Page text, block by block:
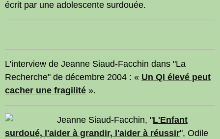
écrit par une adolescente surdouée.
L'interview de Jeanne Siaud-Facchin dans "La
Recherche" de décembre 2004 : « Un QI élevé peut
cacher une fragilité ».
Jeanne Siaud-Facchin, "L'Enfant
surdoué, l'aider à grandir, l'aider à réussir", Odile